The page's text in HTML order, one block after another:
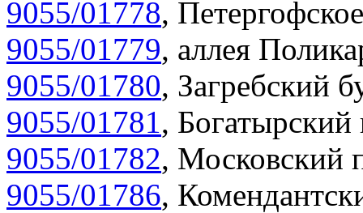
9055/01778,
9055/01779, аллея
9055/01780, Загребский
9055/01781, Богатырский
9055/01782, Московский
9055/01786,